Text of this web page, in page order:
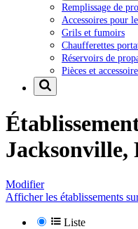
Remplissage de
Accessoires pour
Grils et fumoirs
Chaufferettes
Réservoirs de
Pièces et
Jacksonville,
Modifier
Afficher les établissements
Liste